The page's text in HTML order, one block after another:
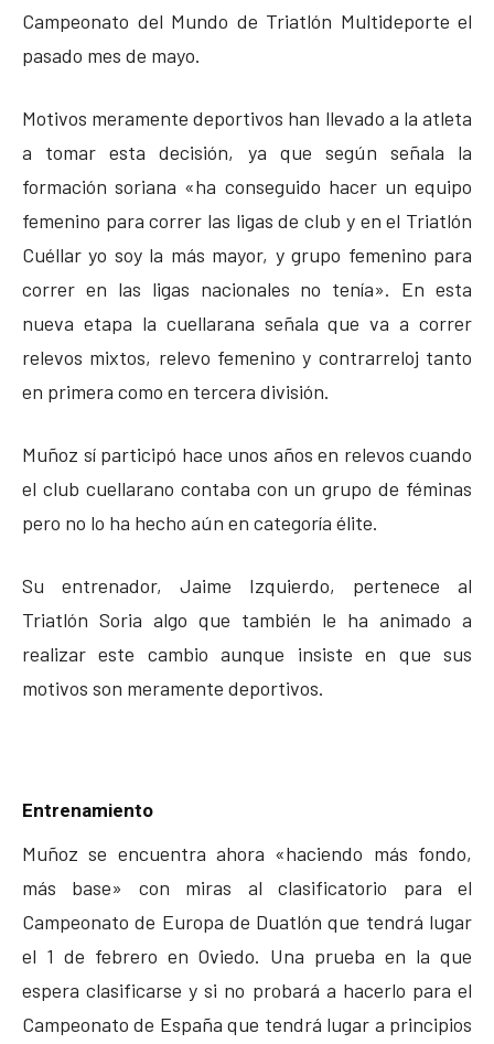
Campeonato del Mundo de Triatlón Multideporte el
pasado mes de mayo.
Motivos meramente deportivos han llevado a la atleta
a tomar esta decisión, ya que según señala la
formación soriana «ha conseguido hacer un equipo
femenino para correr las ligas de club y en el Triatlón
Cuéllar yo soy la más mayor, y grupo femenino para
correr en las ligas nacionales no tenía». En esta
nueva etapa la cuellarana señala que va a correr
relevos mixtos, relevo femenino y contrarreloj tanto
en primera como en tercera división.
Muñoz sí participó hace unos años en relevos cuando
el club cuellarano contaba con un grupo de féminas
pero no lo ha hecho aún en categoría élite.
Su entrenador, Jaime Izquierdo, pertenece al
Triatlón Soria algo que también le ha animado a
realizar este cambio aunque insiste en que sus
motivos son meramente deportivos.
Entrenamiento
Muñoz se encuentra ahora «haciendo más fondo,
más base» con miras al clasificatorio para el
Campeonato de Europa de Duatlón que tendrá lugar
el 1 de febrero en Oviedo. Una prueba en la que
espera clasificarse y si no probará a hacerlo para el
Campeonato de España que tendrá lugar a principios